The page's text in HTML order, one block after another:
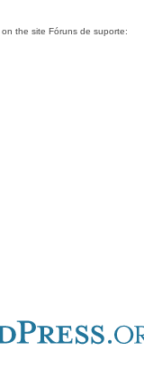
, on the site Fóruns de suporte: